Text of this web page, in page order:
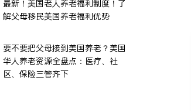
最新！美国老人养老福利制度！了
解父母移民美国养老福利优势
要不要把父母接到美国养老？美国
华人养老资源全盘点：医疗、社
区、保险三管齐下